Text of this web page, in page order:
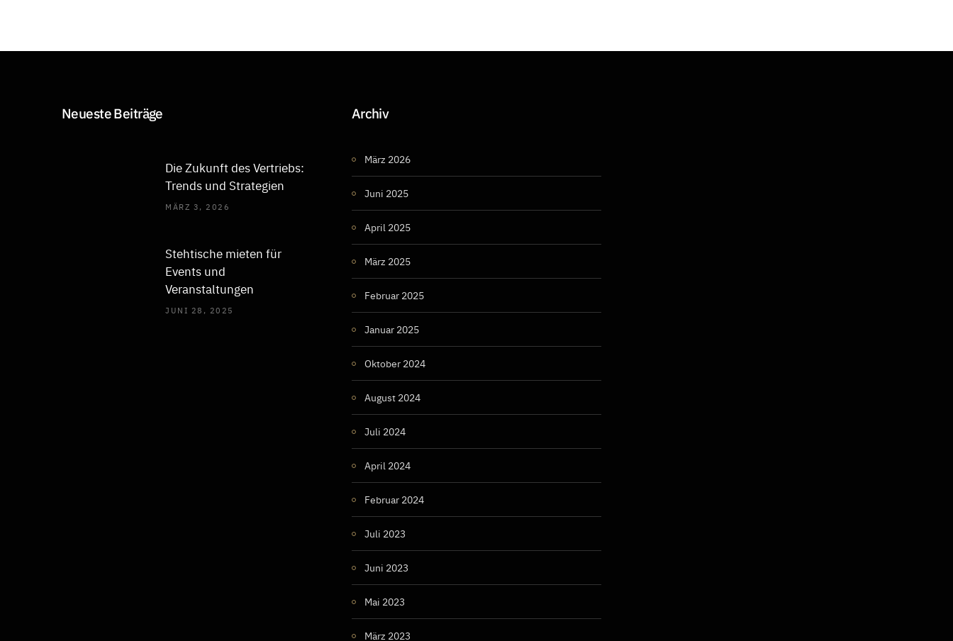
Neueste Beiträge
Die Zukunft des Vertriebs:
Trends und Strategien
MÄRZ 3, 2026
Stehtische mieten für
Events und
Veranstaltungen
JUNI 28, 2025
Archiv
März 2026
Juni 2025
April 2025
März 2025
Februar 2025
Januar 2025
Oktober 2024
August 2024
Juli 2024
April 2024
Februar 2024
Juli 2023
Juni 2023
Mai 2023
März 2023